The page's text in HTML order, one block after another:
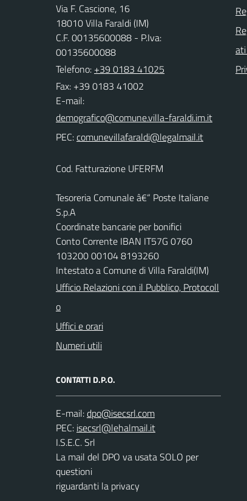
Via F. Cascione, 16
18010 Villa Faraldi (IM)
C.F. 00135600088 - P.Iva:
00135600088
Telefono: +39 0183 41025
Fax: +39 0183 41002
E-mail:
PEC:
Cod. Fatturazione UFERFM
Tesoreria Comunale â€“ Poste Italiane
S.p.A
Coordinate bancarie per bonifici
Conto Corrente IBAN IT57G 0760
103200 00104 8193260
Intestato a Comune di Villa Faraldi(IM)
Ufficio Relazioni con il Pubblico, Protocoll
o
Uffici e orari
Numeri utili
CONTATTI D.P.O.
E-mail:
PEC:
I.S.E.C. Srl
La mail del DPO va usata SOLO per
questioni
riguardanti la privacy